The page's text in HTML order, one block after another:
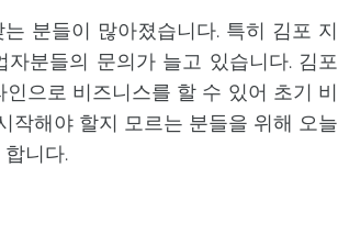
분들이 많아졌습니다. 특히 김포 지
분들의 문의가 늘고 있습니다. 김포
으로 비즈니스를 할 수 있어 초기 비
작해야 할지 모르는 분들을 위해 오늘
니다.